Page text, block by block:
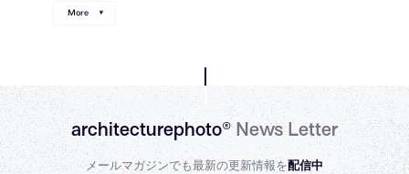
More
architecturephoto®News Letter
メールマガジンでも最新の更新情報を配信中